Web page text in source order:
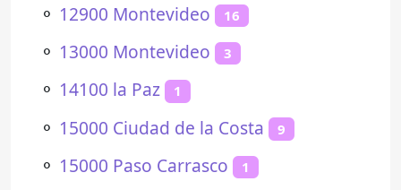
⚬ 12900 Montevideo 16
⚬ 13000 Montevideo 3
⚬ 14100 la Paz 1
⚬ 15000 Ciudad de la Costa 9
⚬ 15000 Paso Carrasco 1